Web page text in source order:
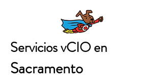
Servicios vCIO en
Sacramento